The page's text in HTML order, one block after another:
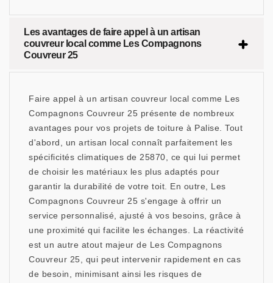
Les avantages de faire appel à un artisan
couvreur local comme Les Compagnons
Couvreur 25
Faire appel à un artisan couvreur local comme Les
Compagnons Couvreur 25 présente de nombreux
avantages pour vos projets de toiture à Palise. Tout
d'abord, un artisan local connaît parfaitement les
spécificités climatiques de 25870, ce qui lui permet
de choisir les matériaux les plus adaptés pour
garantir la durabilité de votre toit. En outre, Les
Compagnons Couvreur 25 s'engage à offrir un
service personnalisé, ajusté à vos besoins, grâce à
une proximité qui facilite les échanges. La réactivité
est un autre atout majeur de Les Compagnons
Couvreur 25, qui peut intervenir rapidement en cas
de besoin, minimisant ainsi les risques de